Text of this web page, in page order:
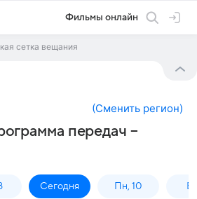
Фильмы онлайн
сетка вещания
(Сменить регион)
передач –
Сегодня Пн, 10